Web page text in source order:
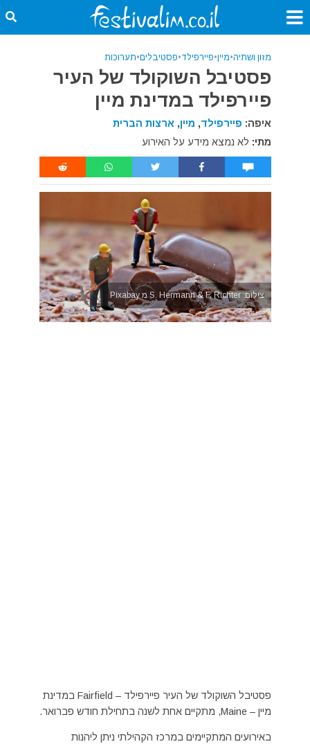
מזון ושתיה•מיין•פיירפילד•פסטיבלים•תערוכות
פסטיבל השוקולד של העיר
פיירפילד במדינת מיין
איפה: פיירפילד, מיין, ארצות הברית
מתי: לא נמצא מידע על האירוע
צילום: S. Hermann & F. Richter מ Pixabay
פסטיבל השוקולד של העיר פיירפילד – Fairfield במדינת
מיין – Maine, מתקיים אחת לשנה בתחילת חודש פברואר.
באירועים המתקיימים במרכז הקהילתי ניתן ליהנות